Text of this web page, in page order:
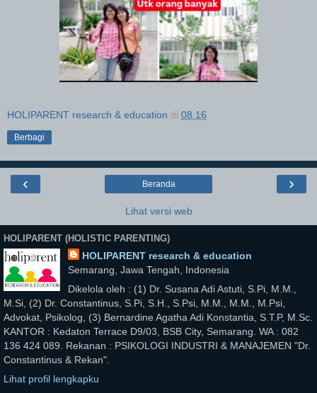
HOLIPARENT research & education di 08.16
Berbagi
‹ ›
Beranda
Lihat versi web
HOLIPARENT (HOLISTIC PARENTING)
HOLIPARENT research & education
Semarang, Jawa Tengah, Indonesia
Dikelola oleh : (1) Dr. Susana Adi Astuti, S.Pi, M.M.,
M.Si, (2) Dr. Constantinus, S.Pi, S.H., S.Psi, M.M., M.M., M.Psi,
Advokat, Psikolog, (3) Bernardine Agatha Adi Konstantia, S.T.P, M.Sc.
KANTOR : Kedaton Terrace D9/03, BSB City, Semarang. WA : 082
136 424 089. Rekanan : PSIKOLOGI INDUSTRI & MANAJEMEN "Dr.
Constantinus & Rekan".
Lihat profil lengkapku